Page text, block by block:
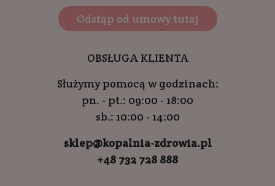
Odstąp od umowy tutaj
OBSŁUGA KLIENTA
Służymy pomocą w godzinach:
pn. - pt.: 09:00 - 18:00
sb.: 10:00 - 14:00
sklep@kopalnia-zdrowia.pl
+48 732 728 888